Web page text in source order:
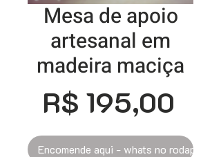
Mesa de apoio
artesanal em
madeira maciça
R$ 195,00
Encomende aqui - whats no rodapé